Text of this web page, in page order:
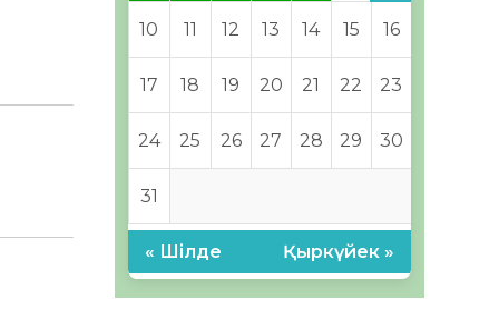
10 11 12 13 14 15 16
17 18 19 20 21 22 23
24 25 26 27 28 29 30
31
« Шілде Қыркүйек »